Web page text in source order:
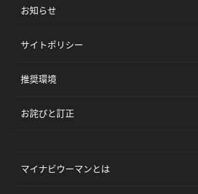
お知らせ
サイトポリシー
推奨環境
お詫びと訂正
マイナビウーマンとは